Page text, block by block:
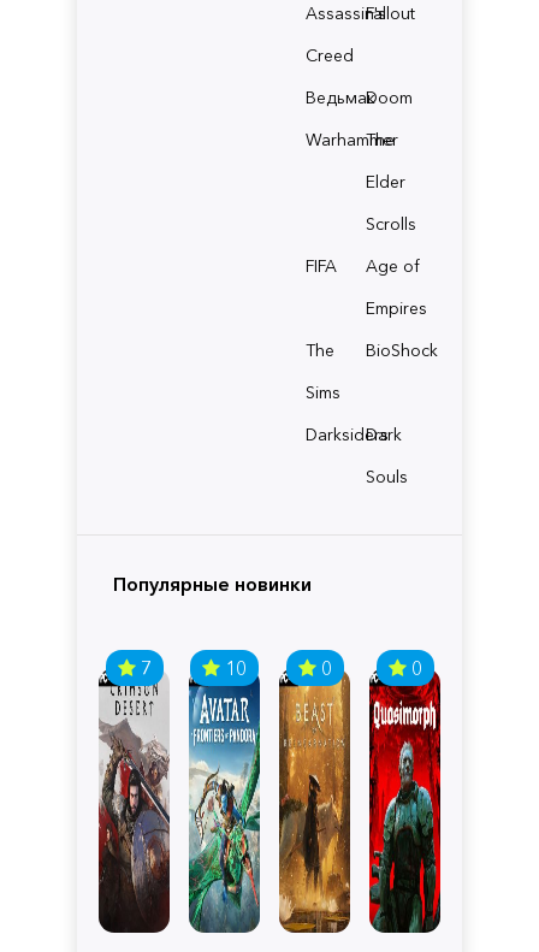
Assassin's
Creed
Fallout
ВедьмакDoom
Warhammer
The
Elder
Scrolls
FIFA
Age of
Empires
The
Sims
BioShock
Darksiders
Dark
Souls
Популярные новинки
7 10 0 0